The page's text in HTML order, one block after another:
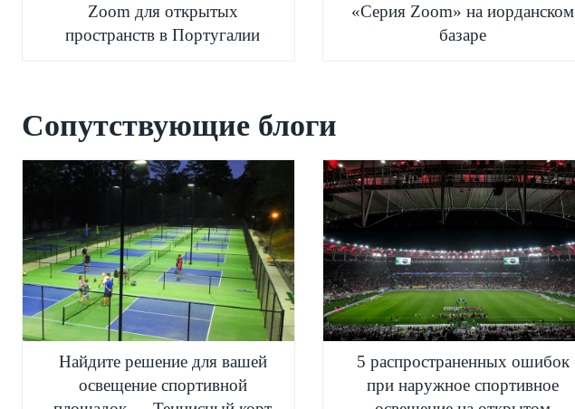
Zoom для открытых
пространств в Португалии
«Серия Zoom» на иорданском
базаре
Сопутствующие блоги
Найдите решение для вашей
освещение спортивной
5 распространенных ошибок
при наружное спортивное